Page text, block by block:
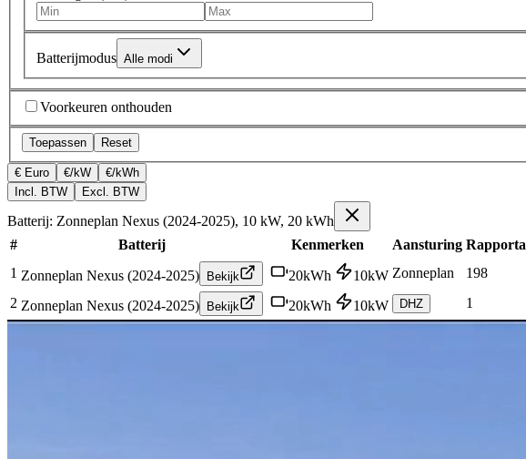
Batterijmodus Alle modi
Voorkeuren onthouden
Toepassen Reset
€ Euro €/kW
€/kWh
Incl. BTW
Excl. BTW
Batterij: Zonneplan Nexus (2024-2025), 10 kW, 20 kWh
#
Batterij Kenmerken Aansturing
1 Zonneplan Nexus (2024-2025) Bekijk 20kWh 10kW Zonneplan 198
2 Zonneplan Nexus (2024-2025) Bekijk 20kWh 10kW DHZ 1